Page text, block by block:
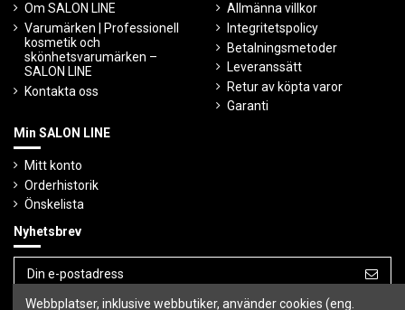
Om SALON LINE
Varumärken | Professionell
kosmetik och
skönhetsvarumärken –
SALON LINE
Kontakta oss
Allmänna villkor
Integritetspolicy
Betalningsmetoder
Leveranssätt
Retur av köpta varor
Garanti
Min SALON LINE
Mitt konto
Orderhistorik
Önskelista
Nyhetsbrev
Du kan avbryta prenumerationen när som
Webbplatser, inklusive webbutiker, använder cookies (eng.